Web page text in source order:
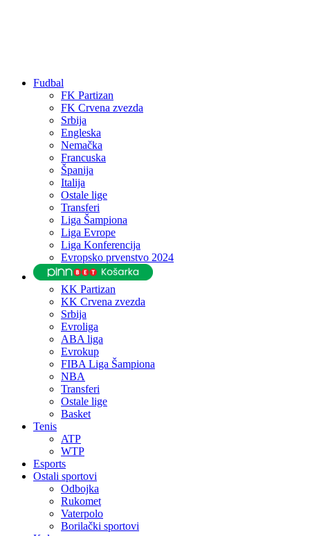
Fudbal
FK Partizan
FK Crvena zvezda
Srbija
Engleska
Nemačka
Francuska
Španija
Italija
Ostale lige
Transferi
Liga Šampiona
Liga Evrope
Liga Konferencija
Evropsko prvenstvo 2024
KK Partizan
KK Crvena zvezda
Srbija
Evroliga
ABA liga
Evrokup
FIBA Liga Šampiona
NBA
Transferi
Ostale lige
Basket
Tenis
ATP
WTP
Esports
Ostali sportovi
Odbojka
Rukomet
Vaterpolo
Borilački sportovi